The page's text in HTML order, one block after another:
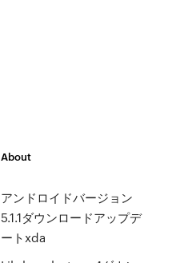
About
アンドロイドバージョン
5.1.1ダウンロードアップデ
ートxda